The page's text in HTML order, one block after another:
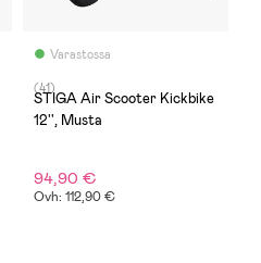
Varastossa
(41)
STIGA Air Scooter Kickbike
12'', Musta
94,90 €
Ovh: 112,90 €